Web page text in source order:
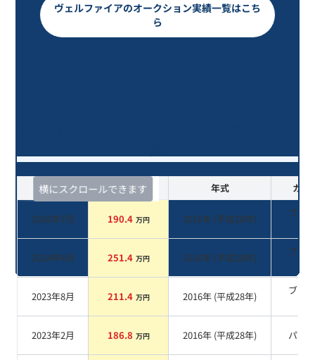
ヴェルファイアのオークション実績一覧はこち
ら
横にスクロールできます
査定時期 セルカ実績 年式 カラ
2026年7月 190.4 万円 2016年 (平成28年)
ブラ
2024年4月 251.4 万円 2016年 (平成28年)
ブラ
2023年8月 211.4 万円 2016年 (平成28年)
ブラ
2023年2月 186.8 万円 2016年 (平成28年) パール